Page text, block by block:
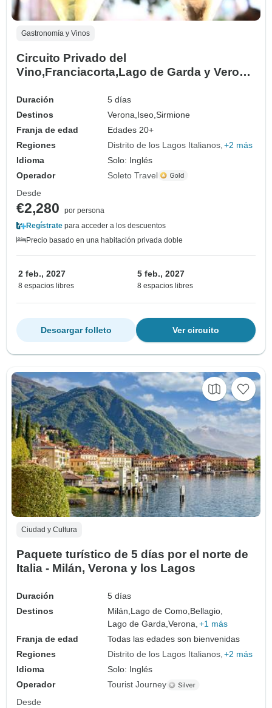
Gastronomía y Vinos
Circuito Privado del
Vino,Franciacorta,Lago de Garda y Verona
Duración
5 días
Destinos
Verona, Iseo,Sirmione
Franja de edad
Edades 20+
Regiones
Distrito de los Lagos Italianos +2 más
Idioma
Solo: Inglés
Operador
Soleto Travel
Desde
€2,280
por persona
Regístrate para acceder a los descuentos
Precio basado en una habitación privada doble
2 feb., 2027
8 espacios libres
5 feb., 2027
8 espacios libres
Ver circuito
Descargar folleto
Ciudad y Cultura
Paquete turístico de 5 días por el norte de
Italia - Milán, Verona y los Lagos
Duración
5 días
Destinos
Milán, Lago de Como, Bellagio,
Lago de Garda,Verona, +1 más
Franja de edad
Todas las edades son bienvenidas
Regiones
Distrito de los Lagos Italianos +2 más
Idioma
Solo: Inglés
Operador
Tourist Journey
Desde